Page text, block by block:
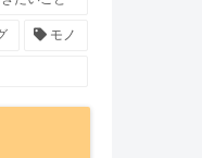
モノ